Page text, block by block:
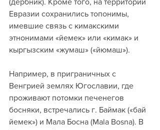
(дербник). Кроме того, на территории
Евразии сохранились топонимы,
имевшие связь с кимакскими
этнонимами «йемек» или «кимак» и
кыргызским «жумаш» («йюмаш»).
Например, в приграничных с
Венгрией землях Югославии, где
проживают потомки печенегов
босняки, встречались г. Баймак («бай
йемек») и Мала Босна (Mala Bosna). В